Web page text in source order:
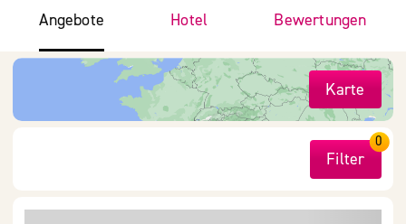
Angebote Hotel Bewertungen
Karte
Filter
0